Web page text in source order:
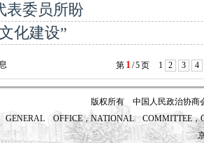
表委员所盼
化建设”
第 1 /5页 1 2 3 4
版权所有 中国人民政治协商
GENERAL OFFICE，NATIONAL COMMITTEE，